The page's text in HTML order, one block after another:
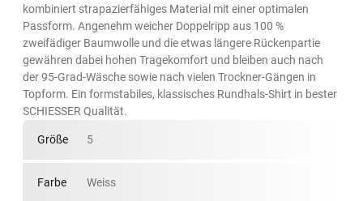
kombiniert strapazierfähiges Material mit einer optimalen
Passform. Angenehm weicher Doppelripp aus 100 %
zweifädiger Baumwolle und die etwas längere Rückenpartie
gewähren dabei hohen Tragekomfort und bleiben auch nach
der 95-Grad-Wäsche sowie nach vielen Trockner-Gängen in
Topform. Ein formstabiles, klassisches Rundhals-Shirt in bester
SCHIESSER Qualität.
Größe 5
Farbe Weiss